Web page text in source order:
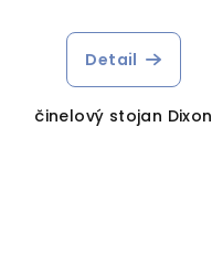
Detail
činelový stojan Dixon